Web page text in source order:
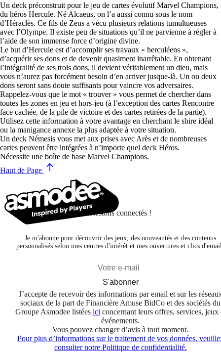
Un deck préconstruit pour le jeu de cartes évolutif Marvel Champions,
du héros Hercule. Né Alcaeus, on l’a aussi connu sous le nom
d’Héraclès. Ce fils de Zeus a vécu plusieurs relations tumultueuses
avec l’Olympe. Il existe peu de situations qu’il ne parvienne à régler à
l’aide de son immense force d’origine divine.
Le but d’Hercule est d’accomplir ses travaux « herculéens »,
d’acquérir ses dons et de devenir quasiment inarrêtable. En obtenant
l’intégralité de ses trois dons, il devient véritablement un dieu, mais
vous n’aurez pas forcément besoin d’en arriver jusque-là. Un ou deux
dons seront sans doute suffisants pour vaincre vos adversaires.
Rappelez-vous que le mot « trouver » vous permet de chercher dans
toutes les zones en jeu et hors-jeu (à l’exception des cartes Rencontre
face cachée, de la pile de victoire et des cartes retirées de la partie).
Utilisez cette information à votre avantage en cherchant le sbire idéal
ou la manigance annexe la plus adaptée à votre situation.
Un deck Némesis vous met aux prises avec Arès et de nombreuses
cartes peuvent être intégrées à n’importe quel deck Héros.
Nécessite une boîte de base Marvel Champions.
Haut de Page
Restons connectés !
Je m'abonne pour découvrir des jeux, des nouveautés et des contenus
personnalisés selon mes centres d'intérêt et mes ouvertures et clics
S'abonner
J’accepte de recevoir des informations par email et sur les
sociaux de la part de Financière Amuse BidCo et des sociétés du
Groupe Asmodee listées ici concernant leurs offres, services, jeux
événements.
Vous pouvez changer d’avis à tout moment.
Pour plus d’informations sur le traitement de vos données,
consulter notre Politique de confidentialité.